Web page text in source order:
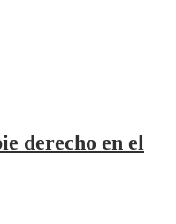
derecho en el